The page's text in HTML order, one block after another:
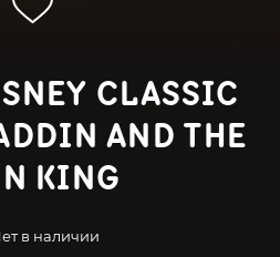
CLASSIC
AND THE
KING
в наличии